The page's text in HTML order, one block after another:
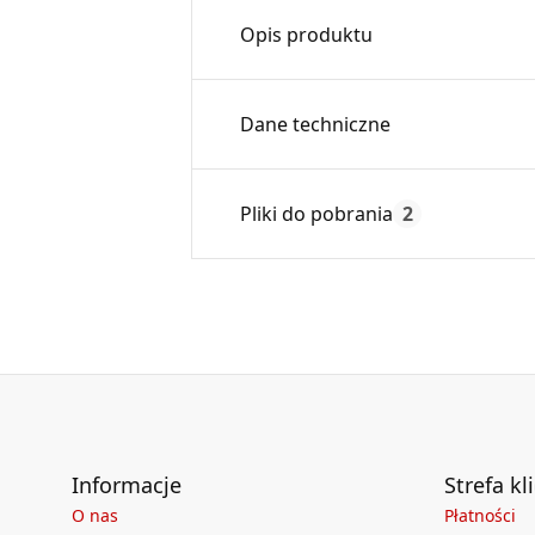
Opis produktu
Zastosowanie ramki pozwala
Dane techniczne
Czas gwarancji:
Pliki do pobrania 2
Informacje
O nas
Strefa
Płatności